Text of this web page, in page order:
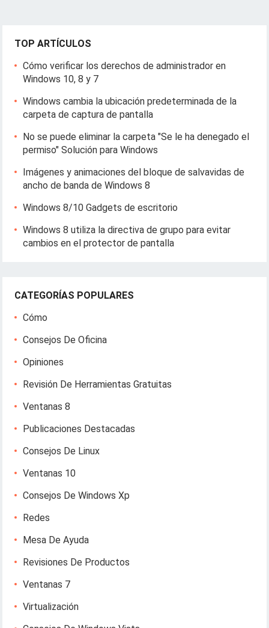
TOP ARTÍCULOS
Cómo verificar los derechos de administrador en
Windows 10, 8 y 7
Windows cambia la ubicación predeterminada de la
carpeta de captura de pantalla
No se puede eliminar la carpeta "Se le ha denegado el
permiso" Solución para Windows
Imágenes y animaciones del bloque de salvavidas de
ancho de banda de Windows 8
Windows 8/10 Gadgets de escritorio
Windows 8 utiliza la directiva de grupo para evitar
cambios en el protector de pantalla
CATEGORÍAS POPULARES
Cómo
Consejos De Oficina
Opiniones
Revisión De Herramientas Gratuitas
Ventanas 8
Publicaciones Destacadas
Consejos De Linux
Ventanas 10
Consejos De Windows Xp
Redes
Mesa De Ayuda
Revisiones De Productos
Ventanas 7
Virtualización